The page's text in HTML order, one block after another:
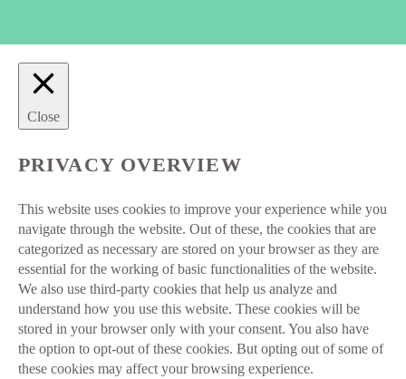
Close
PRIVACY OVERVIEW
This website uses cookies to improve your experience while you
navigate through the website. Out of these, the cookies that are
categorized as necessary are stored on your browser as they are
essential for the working of basic functionalities of the website.
We also use third-party cookies that help us analyze and
understand how you use this website. These cookies will be
stored in your browser only with your consent. You also have
the option to opt-out of these cookies. But opting out of some of
these cookies may affect your browsing experience.